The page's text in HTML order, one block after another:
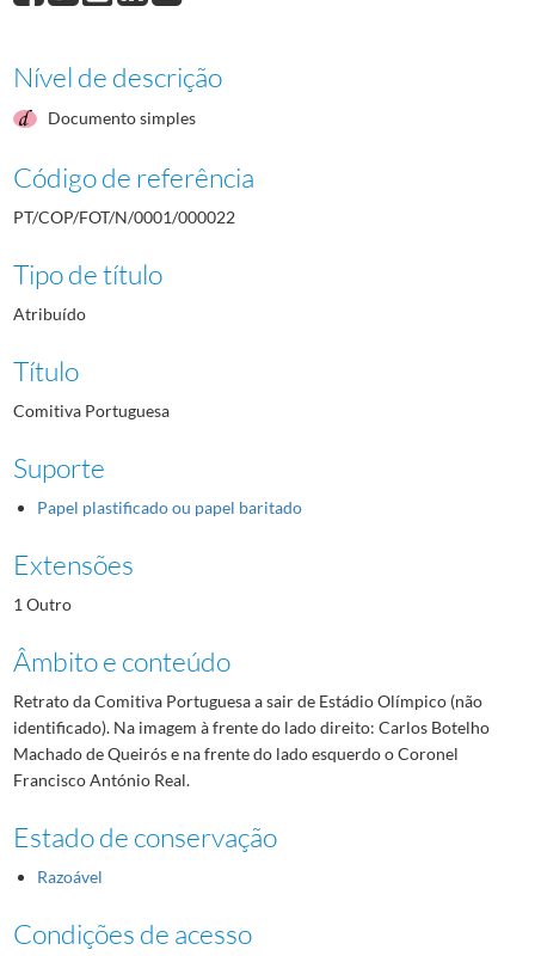
Nível de descrição
Documento simples
Código de referência
PT/COP/FOT/N/0001/000022
Tipo de título
Atribuído
Título
Comitiva Portuguesa
Suporte
Papel plastificado ou papel baritado
Extensões
1 Outro
Âmbito e conteúdo
Retrato da Comitiva Portuguesa a sair de Estádio Olímpico (não
identificado). Na imagem à frente do lado direito: Carlos Botelho
Machado de Queirós e na frente do lado esquerdo o Coronel
Francisco António Real.
Estado de conservação
Razoável
Condições de acesso